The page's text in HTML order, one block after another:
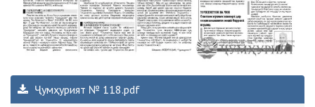
Ҷумҳурият № 118.pdf